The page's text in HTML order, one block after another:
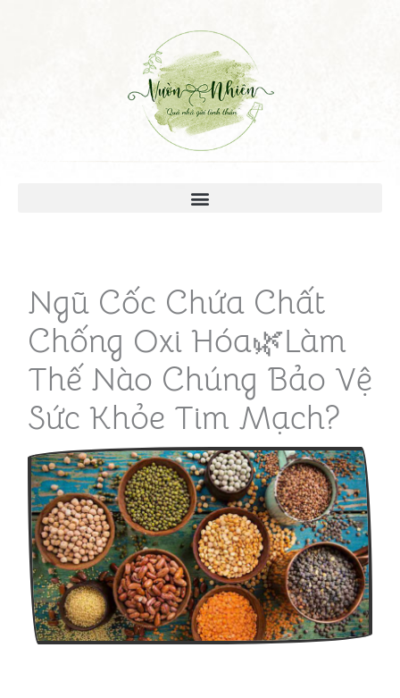
Ngũ Cốc Chứa Chất
Chống Oxi Hóa🌿Làm
Thế Nào Chúng Bảo Vệ
Sức Khỏe Tim Mạch?